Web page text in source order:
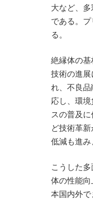
大など、
である。
る。
絶縁体の
技術の進
れ、不良
応し、環
スの普及
ど技術革
低減も進み
こうした
体の性能
本国内外で